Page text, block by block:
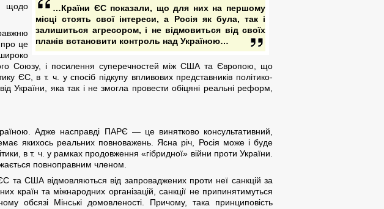
…Країни ЄС показали, що для них на першому
місці стоять свої інтереси, а Росія як була, так і
залишиться агресором, і не відмовиться від своїх
планів встановити контроль над Україною…
щодо
це
Союзу, і посилення суперечностей між США та Європою, що
ЄС, в т. ч. у спосіб підкупу впливових представників політико-
України, яка так і не змогла провести обіцяні реальні реформ,
Адже насправді ПАРЄ — це винятково консультативний,
якихось реальних повноважень. Ясна річ, Росія може і буде
в т. ч. у рамках продовження «гібридної» війни проти України.
повноправним членом.
США відмовляються від запроваджених проти неї санкцій за
країн та міжнародних організацій, санкції не припинятимуться
обсязі Мінські домовленості. Причому, така принциповість